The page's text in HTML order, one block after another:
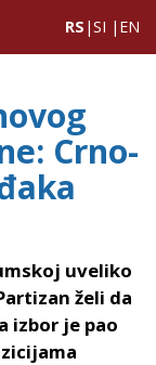
RS |SI | EN
Crno-
uveliko
želi da
izbor je pao